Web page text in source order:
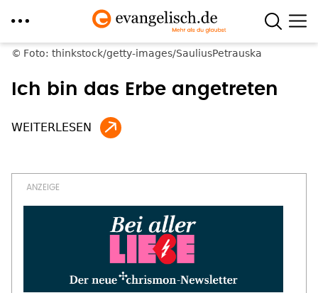
Direkt
Inhalt
Foto: thinkstock/getty-images/SauliusPetrauska
Ich bin das Erbe angetreten